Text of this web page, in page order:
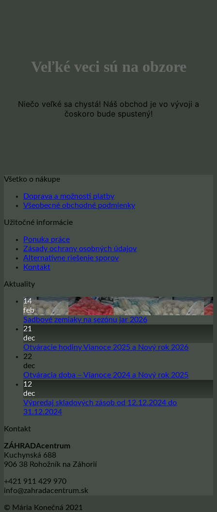
Veľké veci sú na obzore
Niečo veľké sa chystá! Náš obchod je vo vývoji a
čoskoro bude spustený!
Všetko o nákupe
Doprava a možnosti platby
Všeobecné obchodné podmienky
Užitočné informácie
Ponuka práce
Zásady ochrany osobných údajov
Alternatívne riešenie sporov
Kontakt
Aktuality
14
feb
Sadbové zemiaky na sezónu jar 2026Žiadne
Sadbové
sezónu
21
dec
Otváracie hodiny Vianoce 2025 a Nový rok 2026Žiadne
22
dec
Otváracia doba – Vianoce 2024 a Nový rok 2025Žiadne
12
dec
Výpredaj skladových zásob od 12.12.2024 do
31.12.2024Žiadne
skladových
od
do
31.12.2024
Kontakt
ZÁHRADAcentrum
Kuchynská 688
906 38 Rohožník na Záhorií
+421 911 429 970
info@zahradacentrum.sk
© Mária Konečná 2021